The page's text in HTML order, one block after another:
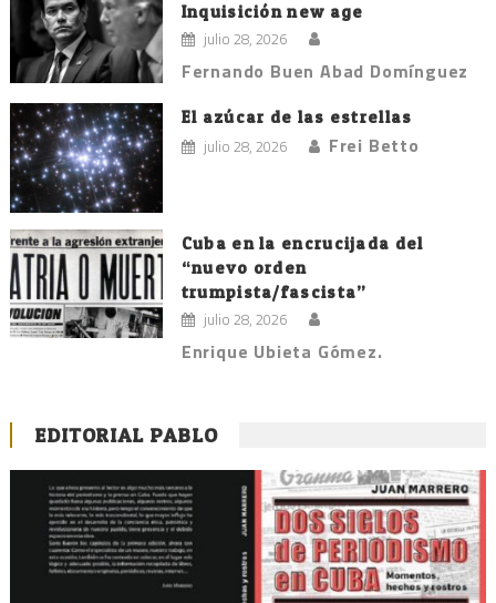
Inquisición new age
julio 28, 2026
Fernando Buen Abad Domínguez
El azúcar de las estrellas
julio 28, 2026 Frei Betto
Cuba en la encrucijada del
“nuevo orden
trumpista/fascista”
julio 28, 2026
Enrique Ubieta Gómez.
EDITORIAL PABLO